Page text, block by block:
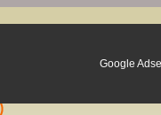
Google